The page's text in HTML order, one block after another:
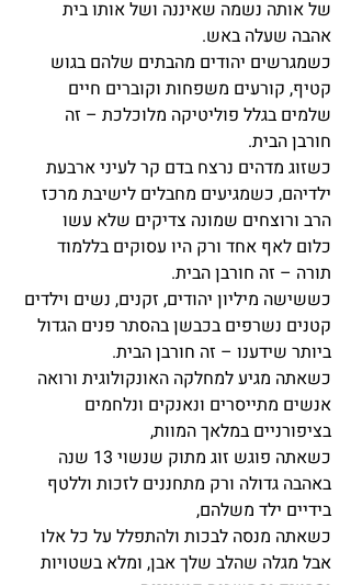
של אותה נשמה שאיננה ושל אותו בית
אהבה שעלה באש.
כשמגרשים יהודים מהבתים שלהם בגוש
קטיף, קורעים משפחות וקוברים חיים
שלמים בגלל פוליטיקה מלוכלכת – זה
חורבן הבית.
כשזוג מדהים נרצח בדם קר לעיני ארבעת
ילדיהם, כשמגיעים מחבלים לישיבת מרכז
הרב ורוצחים שמונה צדיקים שלא עשו
כלום לאף אחד ורק היו עסוקים בללמוד
תורה – זה חורבן הבית.
כששישה מיליון יהודים, זקנים, נשים וילדים
קטנים נשרפים בכבשן בהסתר פנים הגדול
ביותר שידענו – זה חורבן הבית.
כשאתה מגיע למחלקה האונקולוגית ורואה
אנשים מתייסרים ונאנקים ונלחמים
בציפורניים במלאך המוות,
כשאתה פוגש זוג מתוק שנשוי 13 שנה
באהבה גדולה ורק מתחננים לזכות וללטף
בידיים ילד משלהם,
כשאתה מנסה לבכות ולהתפלל על כל אלו
אבל מגלה שהלב שלך אבן, ומלא בשטויות